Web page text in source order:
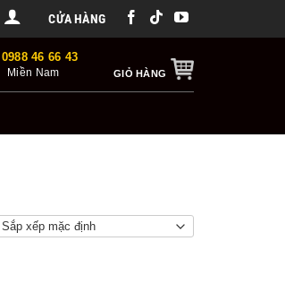
CỬA HÀNG
0988 46 66 43
Miền Nam GIỎ HÀNG